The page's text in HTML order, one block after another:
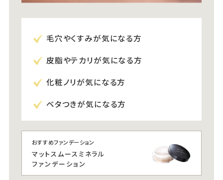
毛穴やくすみが気になる方
皮脂やテカリが気になる方
化粧ノリが気になる方
ベタつきが気になる方
おすすめファンデーション
マットスムースミネラル
ファンデーション